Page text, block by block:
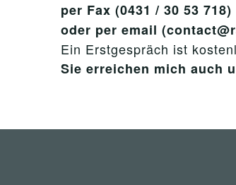
per Fax (0431 / 30 53 718)
oder per email
Ein Erstgespräch ist
Sie erreichen mich auch